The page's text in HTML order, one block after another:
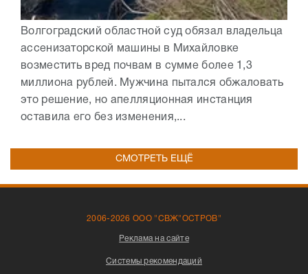
Волгоградский областной суд обязал владельца
ассенизаторской машины в Михайловке
возместить вред почвам в сумме более 1,3
миллиона рублей. Мужчина пытался обжаловать
это решение, но апелляционная инстанция
оставила его без изменения,...
СМОТРЕТЬ ЕЩЁ
2006-2026 ООО "СВЖ"ОСТРОВ"
Реклама на сайте
Системы рекомендаций